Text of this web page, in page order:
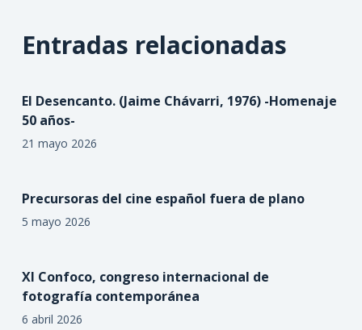
Entradas relacionadas
El Desencanto. (Jaime Chávarri, 1976) -Homenaje
50 años-
21 mayo 2026
Precursoras del cine español fuera de plano
5 mayo 2026
XI Confoco, congreso internacional de
fotografía contemporánea
6 abril 2026